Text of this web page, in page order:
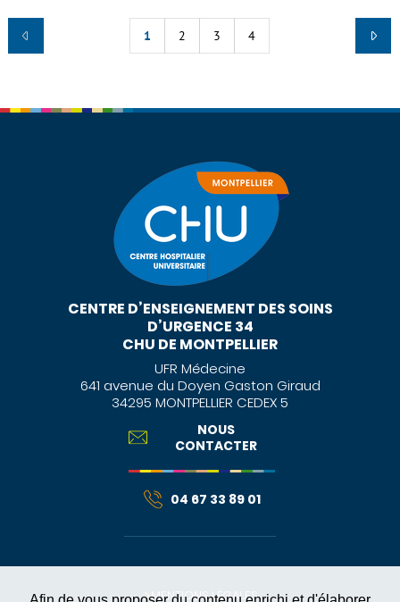
1 2 3 4
CENTRE D’ENSEIGNEMENT DES SOINS
D’URGENCE 34
CHU DE MONTPELLIER
UFR Médecine
641 avenue du Doyen Gaston Giraud
34295 MONTPELLIER CEDEX 5
NOUS
CONTACTER
04 67 33 89 01
MENTIONS LÉGALES